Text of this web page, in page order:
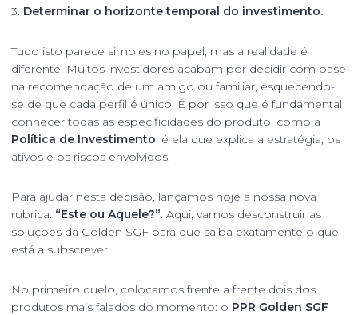
3. Determinar o horizonte temporal do investimento.
Tudo isto parece simples no papel, mas a realidade é
diferente. Muitos investidores acabam por decidir com base
na recomendação de um amigo ou familiar, esquecendo-
se de que cada perfil é único. É por isso que é fundamental
conhecer todas as especificidades do produto, como a
Política de Investimento: é ela que explica a estratégia, os
ativos e os riscos envolvidos.
Para ajudar nesta decisão, lançamos hoje a nossa nova
rubrica: “Este ou Aquele?”. Aqui, vamos desconstruir as
soluções da Golden SGF para que saiba exatamente o que
está a subscrever.
No primeiro duelo, colocamos frente a frente dois dos
produtos mais falados do momento: o PPR Golden SGF